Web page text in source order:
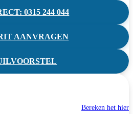
0315 244 044
AANVRAGEN
Bereken het hier